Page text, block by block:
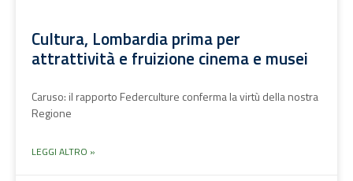
Cultura, Lombardia prima per
attrattività e fruizione cinema e musei
Caruso: il rapporto Federculture conferma la virtù della nostra
Regione
LEGGI ALTRO »